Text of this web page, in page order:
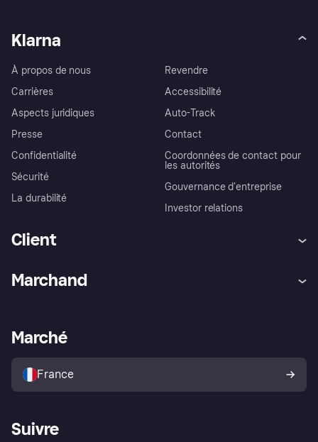
Klarna
À propos de nous
Carrières
Aspects juridiques
Presse
Confidentialité
Sécurité
La durabilité
Revendre
Accessibilité
Auto-Track
Contact
Coordonnées de contact pour
les autorités
Gouvernance d’entreprise
Investor relations
Client
Explorez les magasins
Politique de protection de
l’acheteur Klarna
Marchand
Portail Marchand
Marché
France
Suivre